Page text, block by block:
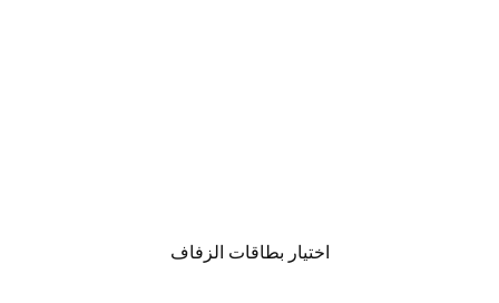
اختيار بطاقات الزفاف